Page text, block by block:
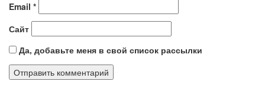
Email *
Сайт
Да, добавьте меня в свой список рассылки